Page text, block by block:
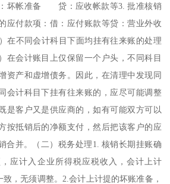
：坏帐准备 贷：应收帐款等3. 批准核销
应付款项：借：应付账款等贷：营业外收
在不同会计科目下面均挂有往来账的处理
在会计账目上仅保留一个户头，不同科目
资产和虚增债务。因此，在清理中发现同
会计科目下挂有往来账的，应尽可能调整
是客户又是供应商的，如有可能双方可以
按抵销后的净额支付，然后把该客户的应
合并。（二）税务处理1. 核销长期挂账确
应计入企业所得税应税收入，会计上计
致，无须调整。2.会计上计提的坏账准备，